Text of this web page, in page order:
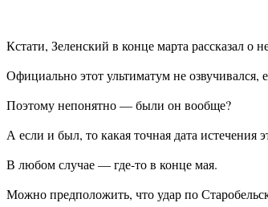
Кстати, Зеленский в конце марта рассказал
Официально этот ультиматум не озвучивался,
Поэтому непонятно — были он вообще?
А если и был, то какая точная дата истечения
В любом случае — где-то в конце мая.
Можно предположить, что удар по